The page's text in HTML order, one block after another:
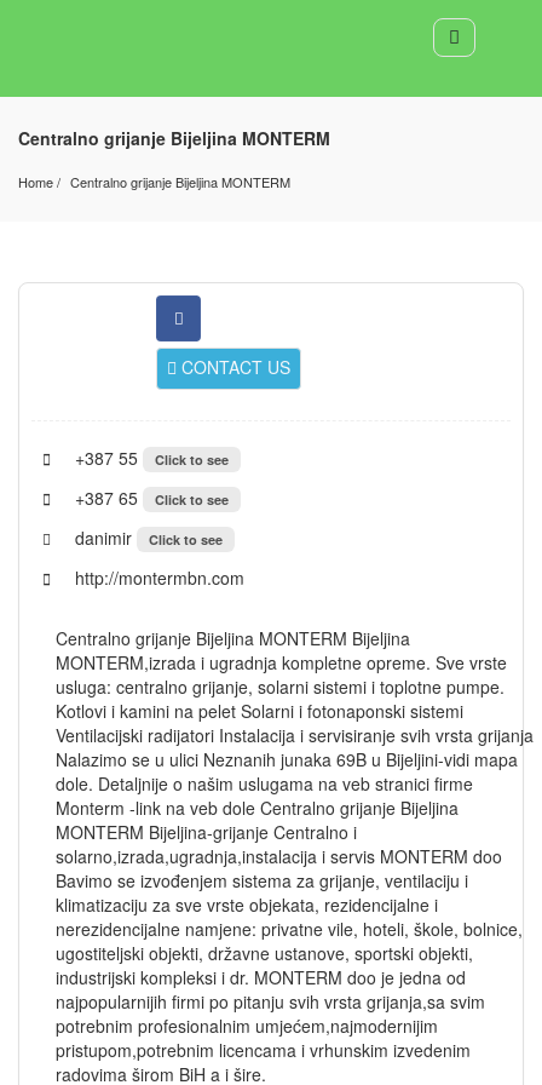
Centralno grijanje Bijeljina MONTERM
Home Centralno grijanje Bijeljina MONTERM
CONTACT US
+387 55 Click to see
+387 65 Click to see
danimir Click to see
http://montermbn.com
Centralno grijanje Bijeljina MONTERM Bijeljina
MONTERM,izrada i ugradnja kompletne opreme. Sve vrste
usluga: centralno grijanje, solarni sistemi i toplotne pumpe.
Kotlovi i kamini na pelet Solarni i fotonaponski sistemi
Ventilacijski radijatori Instalacija i servisiranje svih vrsta grijanja
Nalazimo se u ulici Neznanih junaka 69B u Bijeljini-vidi mapa
dole. Detaljnije o našim uslugama na veb stranici firme
Monterm -link na veb dole Centralno grijanje Bijeljina
MONTERM Bijeljina-grijanje Centralno i
solarno,izrada,ugradnja,instalacija i servis MONTERM doo
Bavimo se izvođenjem sistema za grijanje, ventilaciju i
klimatizaciju za sve vrste objekata, rezidencijalne i
nerezidencijalne namjene: privatne vile, hoteli, škole, bolnice,
ugostiteljski objekti, državne ustanove, sportski objekti,
industrijski kompleksi i dr. MONTERM doo je jedna od
najpopularnijih firmi po pitanju svih vrsta grijanja,sa svim
potrebnim profesionalnim umjećem,najmodernijim
pristupom,potrebnim licencama i vrhunskim izvedenim
radovima širom BiH a i šire.